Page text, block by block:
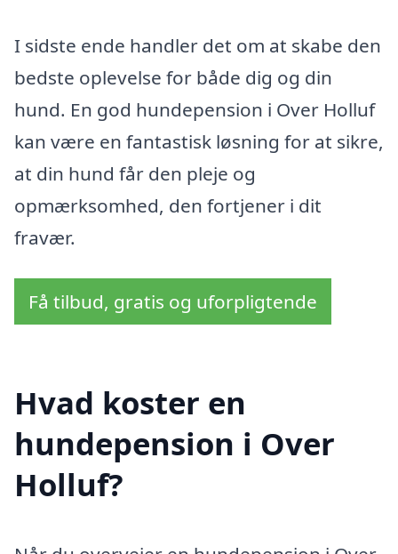
I sidste ende handler det om at skabe den
bedste oplevelse for både dig og din
hund. En god hundepension i Over Holluf
kan være en fantastisk løsning for at sikre,
at din hund får den pleje og
opmærksomhed, den fortjener i dit
fravær.
Få tilbud, gratis og uforpligtende
Hvad koster en
hundepension i Over
Holluf?